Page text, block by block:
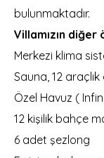
bulunmaktadır.
Villamızın
Merkezi klima
Sauna, 12
Özel Havuz (
12 kişilik bahçe
6 adet şezlong